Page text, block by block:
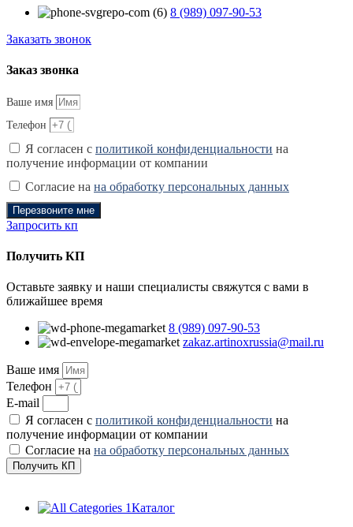
8 (989) 097-90-53
Заказать звонок
Заказ звонка
Ваше имя
Телефон
Я согласен с политикой конфиденциальности на
получение информации от компании
Согласие на на обработку персональных данных
Перезвоните мне
Запросить кп
Получить КП
Оставьте заявку и наши специалисты свяжутся с вами в
ближайшее время
8 (989) 097-90-53
zakaz.artinoxrussia@mail.ru
Ваше имя
Телефон
E-mail
Я согласен с политикой конфиденциальности на
получение информации от компании
Согласие на на обработку персональных данных
Получить КП
Каталог